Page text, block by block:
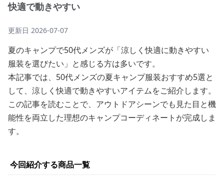
快適で動きやすい
更新日 2026-07-07
夏のキャンプで50代メンズが「涼しく快適に動きやすい
服装を選びたい」と感じる方は多いです。
本記事では、50代メンズの夏キャンプ服装おすすめ5選と
して、涼しく快適で動きやすいアイテムをご紹介します。
この記事を読むことで、アウトドアシーンでも見た目と機
能性を両立した理想のキャンプコーディネートが完成しま
す。
今回紹介する商品一覧